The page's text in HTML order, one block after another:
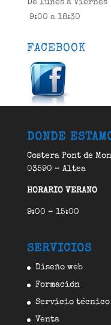
De lunes a Viernes
9:00 a 18:30
FACEBOOK
DONDE
Costera Pont de
03590 – Altea
HORARIO VERANO
9:00 – 15:00
SERVICIOS
Diseño web
Formación
Servicio
Venta